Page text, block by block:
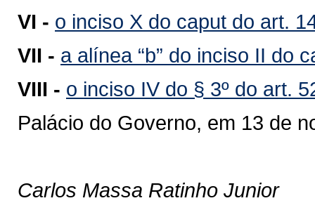
VI - o inciso X do caput do art.
VII - a alínea “b” do inciso II do
VIII - o inciso IV do § 3º do art.
Palácio do Governo, em 13 de
Carlos Massa Ratinho Junior